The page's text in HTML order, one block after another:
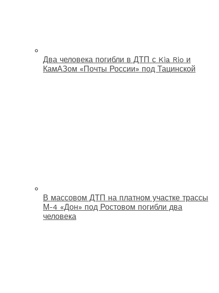
Два человека погибли в ДТП с Kia Rio и
КамАЗом «Почты России» под Тацинской
В массовом ДТП на платном участке трассы
М-4 «Дон» под Ростовом погибли два
человека